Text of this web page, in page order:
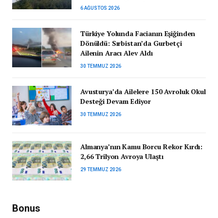
6 AĞUSTOS 2026
Türkiye Yolunda Facianın Eşiğinden
Dönüldü: Sırbistan’da Gurbetçi
Ailenin Aracı Alev Aldı
30 TEMMUZ 2026
Avusturya’da Ailelere 150 Avroluk Okul
Desteği Devam Ediyor
30 TEMMUZ 2026
Almanya’nın Kamu Borcu Rekor Kırdı:
2,66 Trilyon Avroya Ulaştı
29 TEMMUZ 2026
Bonus